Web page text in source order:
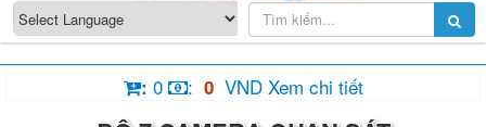
: 0 : 0 VND Xem chi tiết